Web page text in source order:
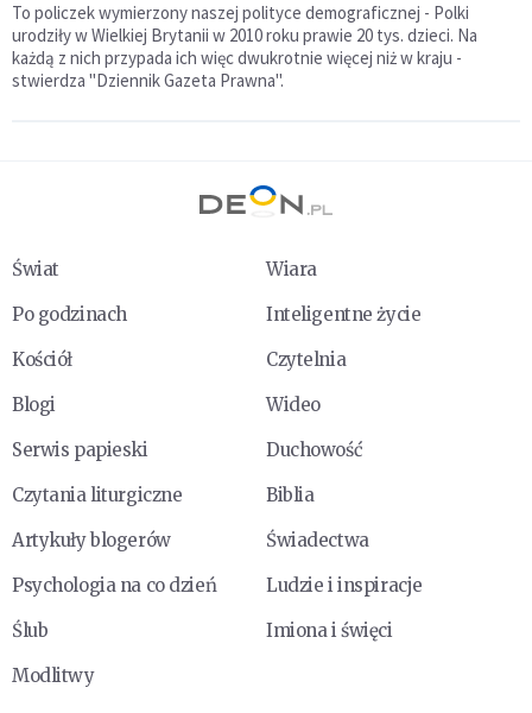
To policzek wymierzony naszej polityce demograficznej - Polki
urodziły w Wielkiej Brytanii w 2010 roku prawie 20 tys. dzieci. Na
każdą z nich przypada ich więc dwukrotnie więcej niż w kraju -
stwierdza "Dziennik Gazeta Prawna".
Świat
Wiara
Po godzinach
Inteligentne życie
Kościół
Czytelnia
Blogi
Wideo
Serwis papieski
Duchowość
Czytania liturgiczne
Biblia
Artykuły blogerów
Świadectwa
Psychologia na co dzień
Ludzie i inspiracje
Ślub
Imiona i święci
Modlitwy